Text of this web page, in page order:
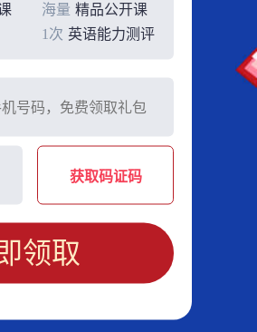
海量 精品公开课
1次 英语能力测评
获取码证码
领取